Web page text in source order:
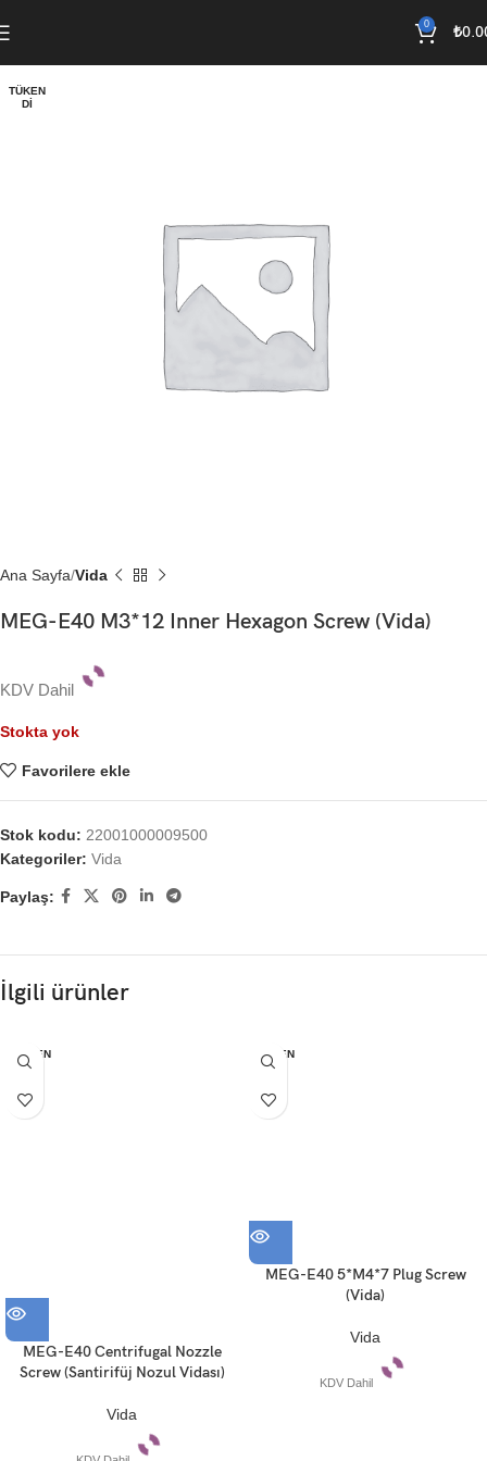
0 ₺
TÜKEN
DI
Ana Sayfa Vida
MEG-E40 M3*12 Inner Hexagon Screw (Vida)
KDV Dahil
Stokta yok
Favorilere ekle
Stok kodu: 22001000009500
Kategoriler: Vida
Paylaş:
İlgili ürünler
TÜKEN
DI
MEG-E40 Centrifugal Nozzle
Screw (Santirifüj Nozul Vidası)
Vida
TÜKEN
DI
MEG-E40 5*M4*7 Plug Screw
(Vida)
Vida
KDV Dahil